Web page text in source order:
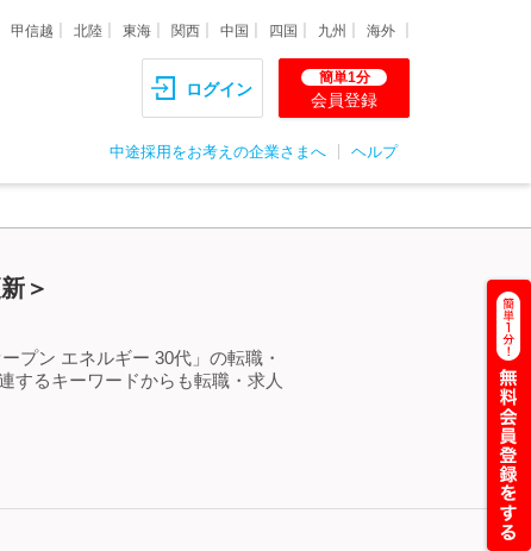
甲信越 北陸 東海 関西 中国 四国 九州 海外
ログイン
簡単1分
会員登録
中途採用をお考えの企業さまへ ヘルプ
＞
プン エネルギー 30代」の転職・
するキーワードからも転職・求人